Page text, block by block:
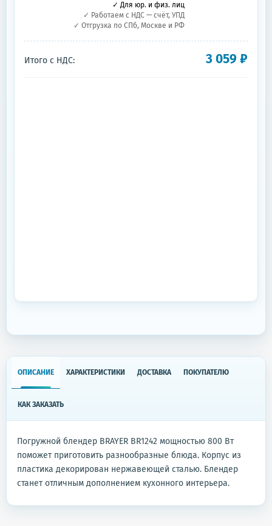
✓ Для юр. и физ. лиц
✓ Работаем с НДС — счёт, УПД
✓ Отгрузка по СПб, Москве и РФ
Итого с НДС: 3 059 ₽
ОПИСАНИЕ ХАРАКТЕРИСТИКИ ДОСТАВКА ПОКУПАТЕЛЮ
КАК ЗАКАЗАТЬ
Погружной блендер BRAYER BR1242 мощностью 800 Вт
поможет приготовить разнообразные блюда. Корпус из
пластика декорирован нержавеющей сталью. Блендер
станет отличным дополнением кухонного интерьера.